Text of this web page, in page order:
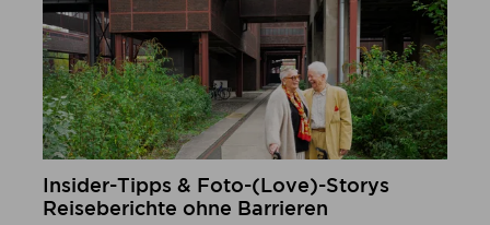
Insider-Tipps & Foto-(Love)-Storys
Reiseberichte ohne Barrieren